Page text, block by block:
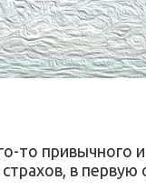
то привычного
в